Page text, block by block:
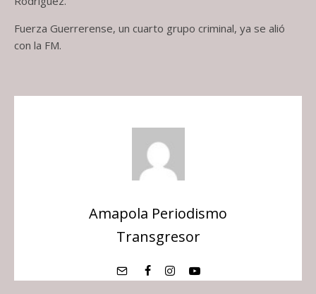
Fuerza Guerrerense, un cuarto grupo criminal, ya se alió
con la FM.
Amapola Periodismo
Transgresor